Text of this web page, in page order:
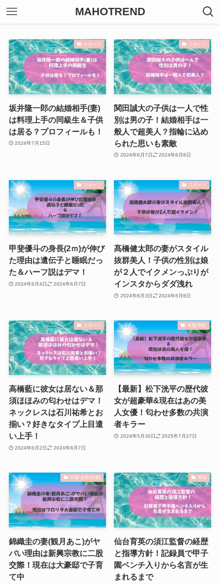
MAHOTREND
スポーツ
坂井隆一郎の結婚相手(妻)
は料理上手の同級生＆子供
は居る？プロフィールも！
2024年7月15日
スポーツ
関田誠大の子供は一人で性
別は男の子！結婚相手は一
般人で超美人？指輪に込め
られた思いも素敵
2024年6月7日 2024年6月8日
スポーツ
甲斐優斗の身長(2ｍ)が伸び
た理由は遺伝子と睡眠だっ
た＆ハーフ説はデマ！
2024年6月4日 2024年6月7日
スポーツ
髙橋健太郎の妻がスタイル
抜群美人！子供の性別は娘
が２人でイクメンっぷりが
インスタからダダ洩れ
2024年6月3日 2024年6月8日
スポーツ
高橋藍に彼女は居ない＆那
須ほほみの匂わせはデマ！
ネックレスは石川祐希とお
揃い？好きなタイプ上目遣
い上手！
2024年6月2日 2024年6月7日
俳優/男性
【最新】松下洸平の歴代彼
女が超豪華&現在はあの美
人女優！匂わせ多数の共演
者キラー
2024年5月30日 2025年7月27日
俳優/女性(女優)
錦織圭の妻(観月あこ)がヤ
バい理由は新興宗教に二股
交際！現在は大豪邸で子育
て中
野球
仙台育英の須江監督の経歴
と指導方針！記録員で甲子
園ベンチ入りから名言が生
まれるまで